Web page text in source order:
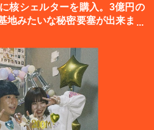
核シェルターを購入。3億円の
地みたいな秘密要塞が出来まし